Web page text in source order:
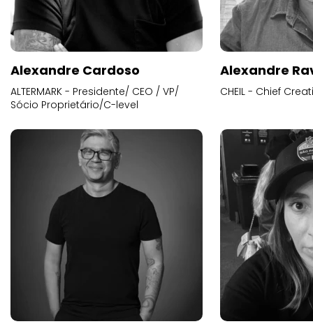
Alexandre Cardoso
ALTERMARK - Presidente/ CEO / VP/
Sócio Proprietário/C-level
Alexandre
CHEIL - Chief